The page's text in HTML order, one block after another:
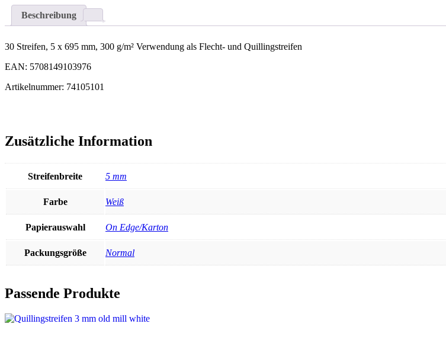
Beschreibung
30 Streifen, 5 x 695 mm, 300 g/m² Verwendung als Flecht- und Quillingstreifen
EAN: 5708149103976
Artikelnummer: 74105101
Zusätzliche Information
Streifenbreite 5 mm
Farbe Weiß
Papierauswahl On Edge/Karton
Packungsgröße Normal
Passende Produkte